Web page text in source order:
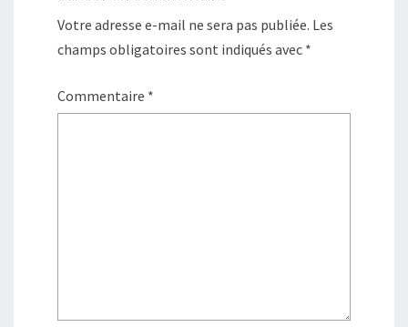
Votre adresse e-mail ne sera pas publiée. Les
champs obligatoires sont indiqués avec *
Commentaire *